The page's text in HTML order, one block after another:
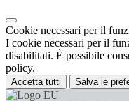
Cookie necessari per il
I cookie necessari per il
disabilitati. È possibile
policy.
Accetta tutti Salva le